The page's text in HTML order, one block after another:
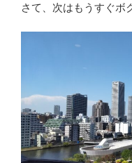
さて、次はもうすぐボ